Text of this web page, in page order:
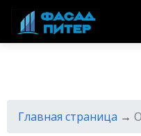
Главная страница →